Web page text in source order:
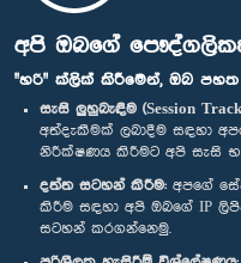
අපි ඔබගේ
"හරි" ක්ලික් කිරීමෙන්, ඔබ
සැසි ලුහුබැඳීම (Session
අත්දැකීමක් ලබාදීම සඳහා
නිරීක්ෂණය කිරීමට අපි සැසි
දත්ත සටහන් කිරීම: අපගේ
කිරීම සඳහා අපි ඔබගේ IP
සටහන් කරගන්නෙමු.